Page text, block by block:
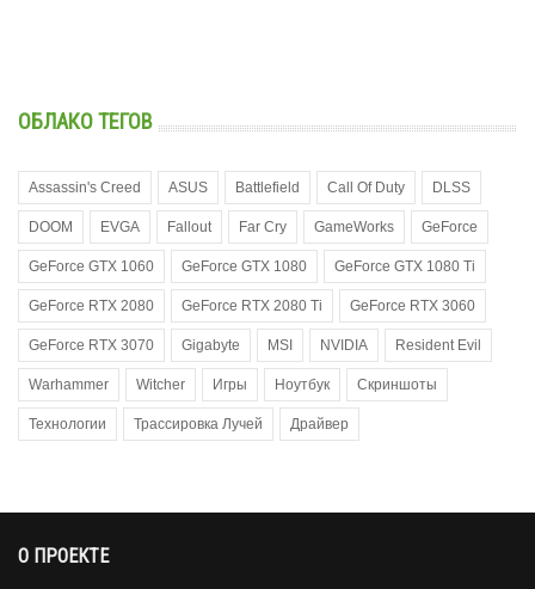
ОБЛАКО ТЕГОВ
Assassin's Creed ASUS Battlefield Call Of Duty DLSS
DOOM EVGA Fallout Far Cry GameWorks GeForce
GeForce GTX 1060 GeForce GTX 1080 GeForce GTX 1080 Ti
GeForce RTX 2080 GeForce RTX 2080 Ti GeForce RTX 3060
GeForce RTX 3070 Gigabyte MSI NVIDIA Resident Evil
Warhammer Witcher Игры Ноутбук Скриншоты
Технологии Трассировка Лучей Драйвер
О ПРОЕКТЕ